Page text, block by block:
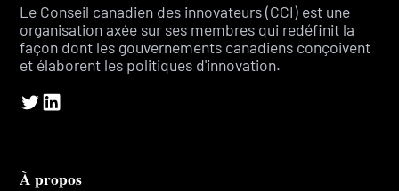
Le Conseil canadien des innovateurs (CCI) est une
organisation axée sur ses membres qui redéfinit la
façon dont les gouvernements canadiens conçoivent
et élaborent les politiques d'innovation.
À propos